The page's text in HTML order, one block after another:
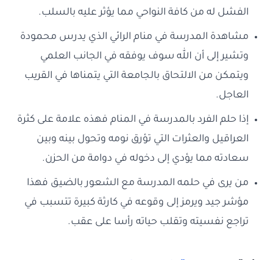
الفشل له من كافة النواحي مما يؤثر عليه بالسلب.
مشاهدة المدرسة في منام الرائي الذي يدرس محمودة
وتشير إلى أن الله سوف يوفقه في الجانب العلمي
ويتمكن من الالتحاق بالجامعة التي يتمناها في القريب
العاجل.
إذا حلم الفرد بالمدرسة في المنام فهذه علامة على كثرة
العراقيل والعثرات التي تؤرق نومه وتحول بينه وبين
سعادته مما يؤدي إلى دخوله في دوامة من الحزن.
من يرى في حلمه المدرسة مع الشعور بالضيق فهذا
مؤشر جيد ويرمز إلى وقوعه في كارثة كبيرة تتسبب في
تراجع نفسيته وتقلب حياته رأسا على عقب.